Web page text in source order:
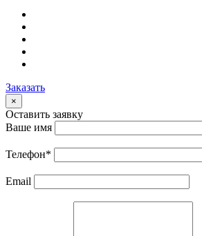
Заказать
×
Оставить заявку
Ваше имя
Телефон*
Email